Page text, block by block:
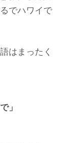
でハワイで
はまったく
」